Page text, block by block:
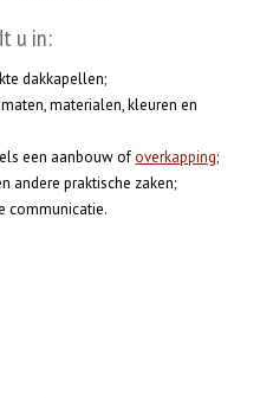
u in:
dakkapellen;
materialen, kleuren en
een aanbouw ofoverkapping;
andere praktische zaken;
communicatie.